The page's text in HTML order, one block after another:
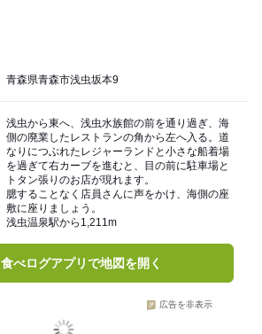
青森県青森市浅虫坂本9
浅虫から東へ、浅虫水族館の前を通り過ぎ、海
側の廃業したレストランの角から左へ入る。道
なりにつぶれたレジャーランドと小さな船着場
を過ぎて右カーブを進むと、目の前に駐車場と
トタン張りのお店が現れます。
臆することなく店員さんに声をかけ、海側の座
敷に座りましょう。
浅虫温泉駅から1,211m
食べログアプリで地図を開く
広告を非表示